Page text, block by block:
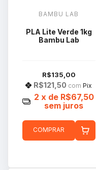
BAMBU LAB
PLA Lite Verde 1kg
Bambu Lab
R$135,00
R$121,50 com Pix
2 x de R$67,50
sem juros
COMPRAR